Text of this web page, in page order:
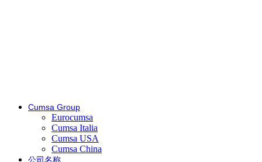
Cumsa Group
Eurocumsa
Cumsa Italia
Cumsa USA
Cumsa China
公司名称